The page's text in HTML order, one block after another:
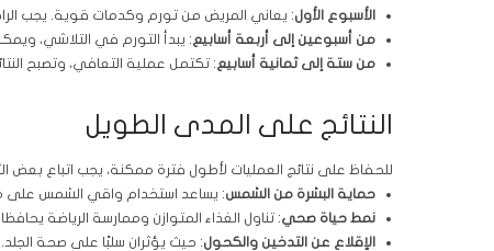
الأسبوع الأول: يعاني المريض من تورم وكدمات قوية. يجب
من أسبوعين إلى أربعة أسابيع: يبدأ التورم في التلاشي،
من ستة إلى ثمانية أسابيع: تكتمل عملية التعافي، وتصبح
النتائج على المدى الطويل
للحفاظ على نتائج العمليات لأطول فترة ممكنة، يجب اتباع بعض
حماية البشرة من الشمس: يساعد استخدام واقي الشمس على
نمط حياة صحي: تناول الغذاء المتوازن وممارسة الرياضة
الإقلاع عن التدخين والكحول: حيث يؤثران سلبًا على صحة الجلد.